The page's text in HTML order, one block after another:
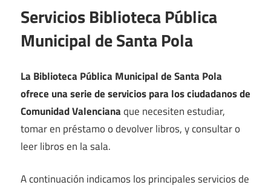
Servicios Biblioteca Pública
Municipal de Santa Pola
La Biblioteca Pública Municipal de Santa Pola
ofrece una serie de servicios para los ciudadanos de
Comunidad Valencianaque necesiten estudiar,
tomar en préstamo o devolver libros, y consultar o
leer libros en la sala.
A continuación indicamos los principales servicios de